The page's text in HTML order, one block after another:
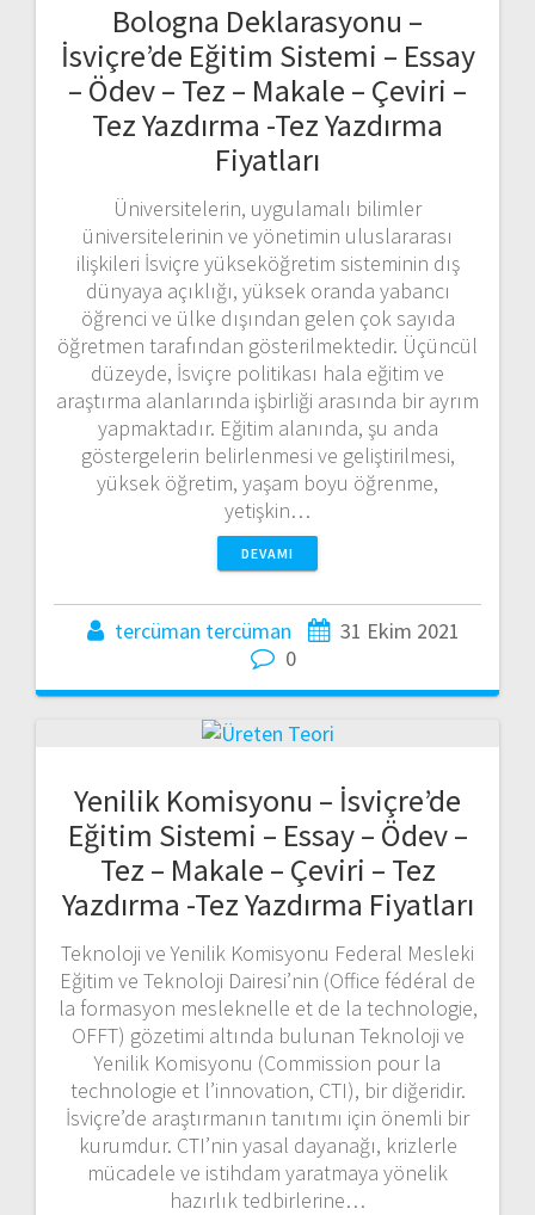
Bologna Deklarasyonu –
İsviçre’de Eğitim Sistemi – Essay
– Ödev – Tez – Makale – Çeviri –
Tez Yazdırma -Tez Yazdırma
Fiyatları
Üniversitelerin, uygulamalı bilimler
üniversitelerinin ve yönetimin uluslararası
ilişkileri İsviçre yükseköğretim sisteminin dış
dünyaya açıklığı, yüksek oranda yabancı
öğrenci ve ülke dışından gelen çok sayıda
öğretmen tarafından gösterilmektedir. Üçüncül
düzeyde, İsviçre politikası hala eğitim ve
araştırma alanlarında işbirliği arasında bir ayrım
yapmaktadır. Eğitim alanında, şu anda
göstergelerin belirlenmesi ve geliştirilmesi,
yüksek öğretim, yaşam boyu öğrenme,
yetişkin…
DEVAMI
tercüman tercüman
31 Ekim 2021
0
Yenilik Komisyonu – İsviçre’de
Eğitim Sistemi – Essay – Ödev –
Tez – Makale – Çeviri – Tez
Yazdırma -Tez Yazdırma Fiyatları
Teknoloji ve Yenilik Komisyonu Federal Mesleki
Eğitim ve Teknoloji Dairesi’nin (Office fédéral de
la formasyon mesleknelle et de la technologie,
OFFT) gözetimi altında bulunan Teknoloji ve
Yenilik Komisyonu (Commission pour la
technologie et l’innovation, CTI), bir diğeridir.
İsviçre’de araştırmanın tanıtımı için önemli bir
kurumdur. CTI’nin yasal dayanağı, krizlerle
mücadele ve istihdam yaratmaya yönelik
hazırlık tedbirlerine…